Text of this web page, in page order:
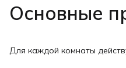
Основные
Для каждой комнаты